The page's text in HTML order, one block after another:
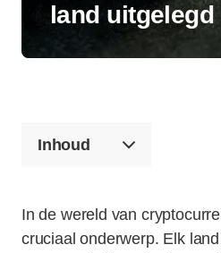
land uitgelegd
Inhoud
In de wereld van
cruciaal onderwerp. Elk